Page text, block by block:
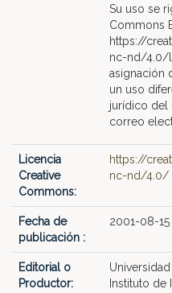
Su uso se
Commons
https://
nc-nd/4.0/
asignación
un uso
jurídico del
correo
Licencia
Creative
Commons:
https://
nc-nd/4.0/
Fecha de
publicación :
2001-08-15
Editorial o
Productor:
Instituto de